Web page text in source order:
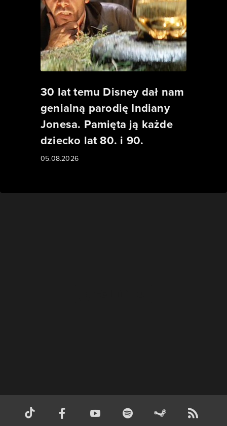
30 lat temu Disney dał nam
genialną parodię Indiany
Jonesa. Pamięta ją każde
dziecko lat 80. i 90.
05.08.2026